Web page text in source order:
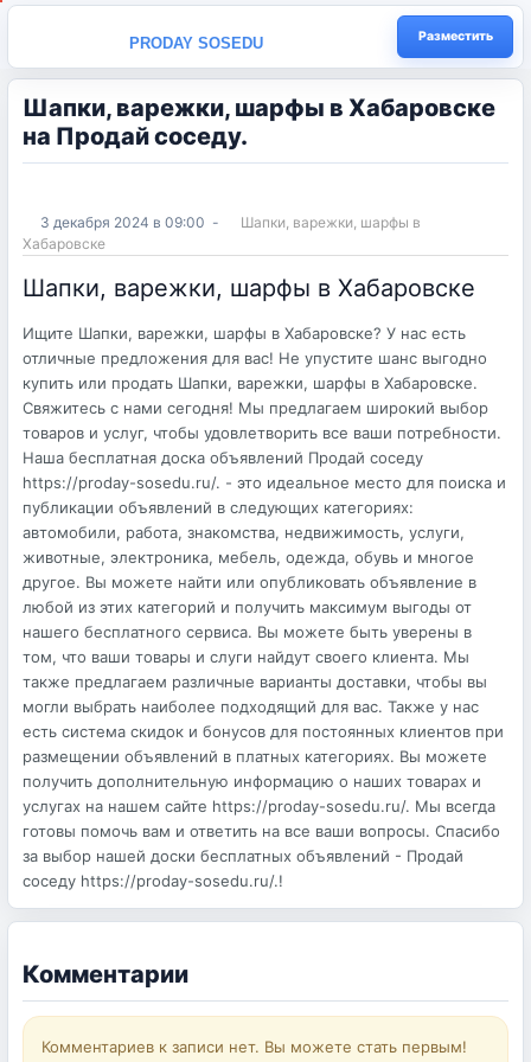
PRODAY SOSEDU Разместить
Шапки, варежки, шарфы в Хабаровске
на Продай соседу.
3 декабря 2024 в 09:00 -
Шапки, варежки, шарфы в
Хабаровске
Шапки, варежки, шарфы в Хабаровске
Ищите Шапки, варежки, шарфы в Хабаровске? У нас есть
отличные предложения для вас! Не упустите шанс выгодно
купить или продать Шапки, варежки, шарфы в Хабаровске.
Свяжитесь с нами сегодня! Мы предлагаем широкий выбор
товаров и услуг, чтобы удовлетворить все ваши потребности.
Наша бесплатная доска объявлений Продай соседу
https://proday-sosedu.ru/. - это идеальное место для поиска и
публикации объявлений в следующих категориях:
автомобили, работа, знакомства, недвижимость, услуги,
животные, электроника, мебель, одежда, обувь и многое
другое. Вы можете найти или опубликовать объявление в
любой из этих категорий и получить максимум выгоды от
нашего бесплатного сервиса. Вы можете быть уверены в
том, что ваши товары и слуги найдут своего клиента. Мы
также предлагаем различные варианты доставки, чтобы вы
могли выбрать наиболее подходящий для вас. Также у нас
есть система скидок и бонусов для постоянных клиентов при
размещении объявлений в платных категориях. Вы можете
получить дополнительную информацию о наших товарах и
услугах на нашем сайте https://proday-sosedu.ru/. Мы всегда
готовы помочь вам и ответить на все ваши вопросы. Спасибо
за выбор нашей доски бесплатных объявлений - Продай
соседу https://proday-sosedu.ru/.!
Комментарии
Комментариев к записи нет. Вы можете стать первым!